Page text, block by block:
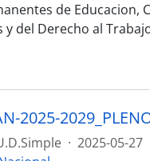
de Educacion,
y del Derecho al
· 2025-05-27